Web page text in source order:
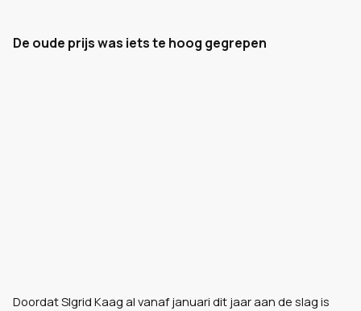
De oude prijs was iets te hoog gegrepen
Doordat SIgrid Kaag al vanaf januari dit jaar aan de slag is